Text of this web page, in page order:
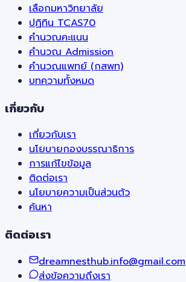
เลือกมหาวิทยาลัย
ปฏิทิน TCAS70
คำนวณคะแนน
คำนวณ Admission
คำนวณแพทย์ (กสพท)
บทความทั้งหมด
เกี่ยวกับ
เกี่ยวกับเรา
นโยบายกองบรรณาธิการ
การแก้ไขข้อมูล
ติดต่อเรา
นโยบายความเป็นส่วนตัว
ค้นหา
ติดต่อเรา
dreamnesthub.info@gmail.com
ส่งข้อความถึงเรา